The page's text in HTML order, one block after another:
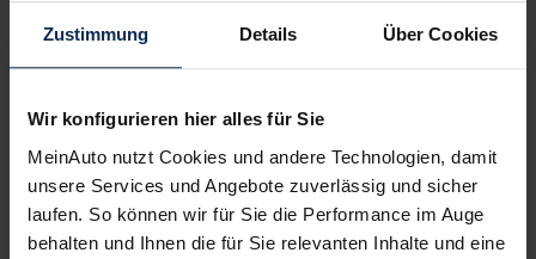
Zustimmung Details Über Cookies
Wir konfigurieren hier alles für Sie
MeinAuto nutzt Cookies und andere Technologien, damit
unsere Services und Angebote zuverlässig und sicher
laufen. So können wir für Sie die Performance im Auge
behalten und Ihnen die für Sie relevanten Inhalte und eine
1.Wunschauto aussuchen
garantiert zu Top-Preisen.
2.Bestes Angebot wählen
Du erhältst einindividuelles Angebot
– inklusive